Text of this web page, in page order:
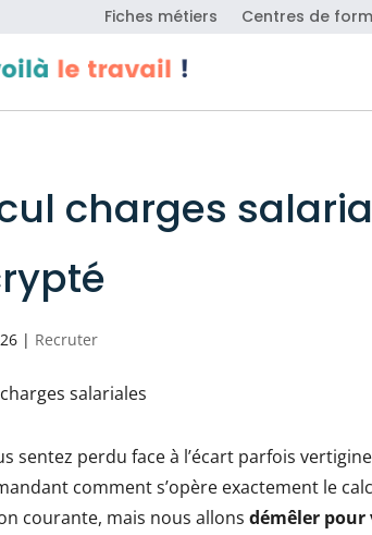
Fiches métiers Centres de
charges
| Recruter
sentez perdu face à l’écart parfois
comment s’opère exactement le
courante, mais nous allonsdémêler pour